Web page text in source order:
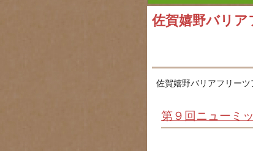
佐賀嬉野バリ
佐賀嬉野バリアフリーツ
第９回ニューミ